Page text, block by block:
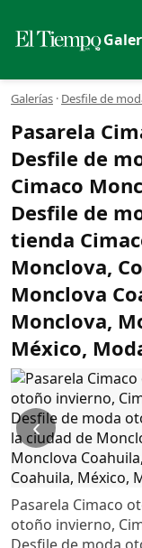
Galerías · Desfile de
Pasarela
Desfile de
Cimaco
Desfile de
tienda
Monclova,
Monclova
Monclova,
México,
‹
Pasarela Cimaco
otoño invierno,